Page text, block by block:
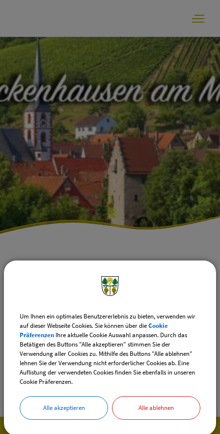
Bürgerservice
Einrichtungen der Gemeinde
Ortsgeschehen
Ortsportrait und Tourismus
Die Seniorenbeauftragte des Marktes Frickenhausen ist
Frau Charlotte Will und unterstützt Sie, wenn Sie Hilfe
benötigen. Sie erreichen Frau Will unter der Rufnummer
09331/5310.
Um Ihnen ein optimales Benutzererlebnis zu bieten, verwenden wir
auf dieser Webseite Cookies. Sie können über dieCookie
Präferenzen Ihre aktuelle Cookie Auswahl anpassen. Durch das
Betätigen des Buttons "Alle akzeptieren" stimmen Sie der
Verwendung aller Cookies zu. Mithilfe des Buttons "Alle ablehnen"
lehnen Sie der Verwendung nicht erforderlicher Cookies ab. Eine
Auflistung der verwendeten Cookies finden Sie ebenfalls in unseren
Cookie Präferenzen.
Alle akzeptieren Alle ablehnen